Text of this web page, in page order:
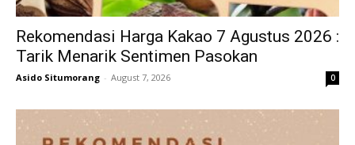
Rekomendasi Harga Kakao 7 Agustus 2026 :
Tarik Menarik Sentimen Pasokan
Asido Situmorang - August 7, 2026 0